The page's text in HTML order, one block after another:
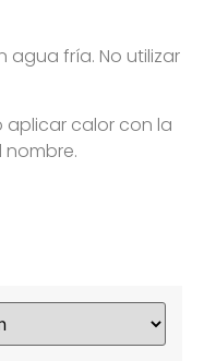
agua fría. No utilizar
aplicar calor con la